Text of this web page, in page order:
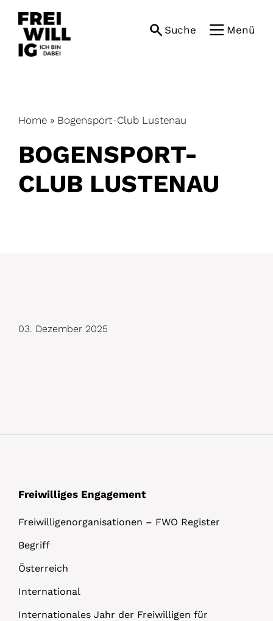
content
Suche Menü
Home » Bogensport-Club Lustenau
BOGENSPORT-
CLUB LUSTENAU
D
03. Dezember 2025
Freiwilliges Engagement
Freiwilligenorganisationen – FWO Register
Begriff
Österreich
International
Internationales Jahr der Freiwilligen für